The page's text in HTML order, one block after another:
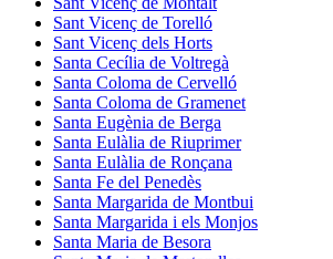
Sant Vicenç de Torelló
Sant Vicenç dels Horts
Santa Cecília de Voltregà
Santa Coloma de Cervelló
Santa Coloma de Gramenet
Santa Eugènia de Berga
Santa Eulàlia de Riuprimer
Santa Eulàlia de Ronçana
Santa Fe del Penedès
Santa Margarida de Montbui
Santa Margarida i els Monjos
Santa Maria de Besora